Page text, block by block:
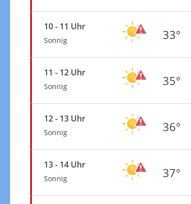
10 - 11 Uhr
Sonnig 33°
11 - 12 Uhr
Sonnig 35°
12 - 13 Uhr
Sonnig 36°
13 - 14 Uhr
Sonnig 37°